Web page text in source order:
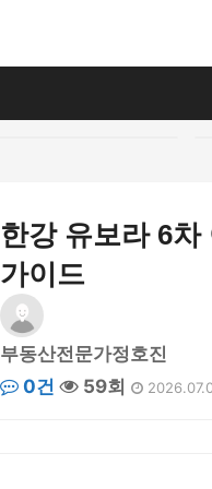
한강 유보라 6
가이드
부동산전문가정호진
0건
59회